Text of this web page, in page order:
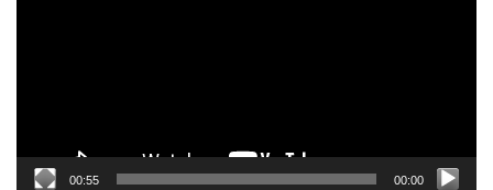
00:00
00:55